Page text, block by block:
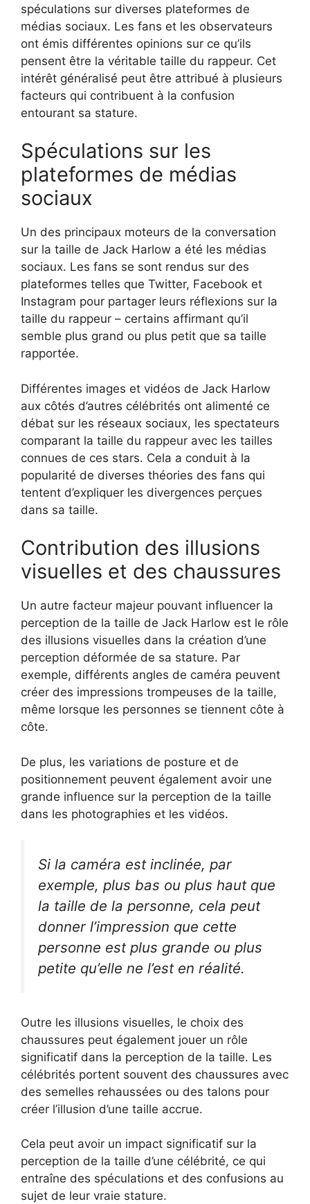
spéculations sur diverses plateformes de
médias sociaux. Les fans et les observateurs
ont émis différentes opinions sur ce qu’ils
pensent être la véritable taille du rappeur. Cet
intérêt généralisé peut être attribué à plusieurs
facteurs qui contribuent à la confusion
entourant sa stature.
Spéculations sur les
plateformes de médias
sociaux
Un des principaux moteurs de la conversation
sur la taille de Jack Harlow a été les médias
sociaux. Les fans se sont rendus sur des
plateformes telles que Twitter, Facebook et
Instagram pour partager leurs réflexions sur la
taille du rappeur – certains affirmant qu’il
semble plus grand ou plus petit que sa taille
rapportée.
Différentes images et vidéos de Jack Harlow
aux côtés d’autres célébrités ont alimenté ce
débat sur les réseaux sociaux, les spectateurs
comparant la taille du rappeur avec les tailles
connues de ces stars. Cela a conduit à la
popularité de diverses théories des fans qui
tentent d’expliquer les divergences perçues
dans sa taille.
Contribution des illusions
visuelles et des chaussures
Un autre facteur majeur pouvant influencer la
perception de la taille de Jack Harlow est le rôle
des illusions visuelles dans la création d’une
perception déformée de sa stature. Par
exemple, différents angles de caméra peuvent
créer des impressions trompeuses de la taille,
même lorsque les personnes se tiennent côte à
côte.
De plus, les variations de posture et de
positionnement peuvent également avoir une
grande influence sur la perception de la taille
dans les photographies et les vidéos.
Si la caméra est inclinée, par
exemple, plus bas ou plus haut que
la taille de la personne, cela peut
donner l’impression que cette
personne est plus grande ou plus
petite qu’elle ne l’est en réalité.
Outre les illusions visuelles, le choix des
chaussures peut également jouer un rôle
significatif dans la perception de la taille. Les
célébrités portent souvent des chaussures avec
des semelles rehaussées ou des talons pour
créer l’illusion d’une taille accrue.
Cela peut avoir un impact significatif sur la
perception de la taille d’une célébrité, ce qui
entraîne des spéculations et des confusions au
sujet de leur vraie stature.